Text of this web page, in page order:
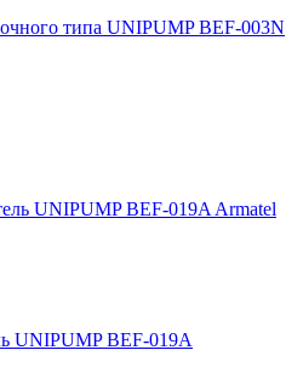
типа UNIPUMP BEF-003N
UNIPUMP BEF-019A